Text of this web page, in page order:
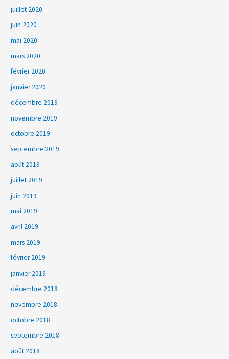
juillet 2020
juin 2020
mai 2020
mars 2020
février 2020
janvier 2020
décembre 2019
novembre 2019
octobre 2019
septembre 2019
août 2019
juillet 2019
juin 2019
mai 2019
avril 2019
mars 2019
février 2019
janvier 2019
décembre 2018
novembre 2018
octobre 2018
septembre 2018
août 2018